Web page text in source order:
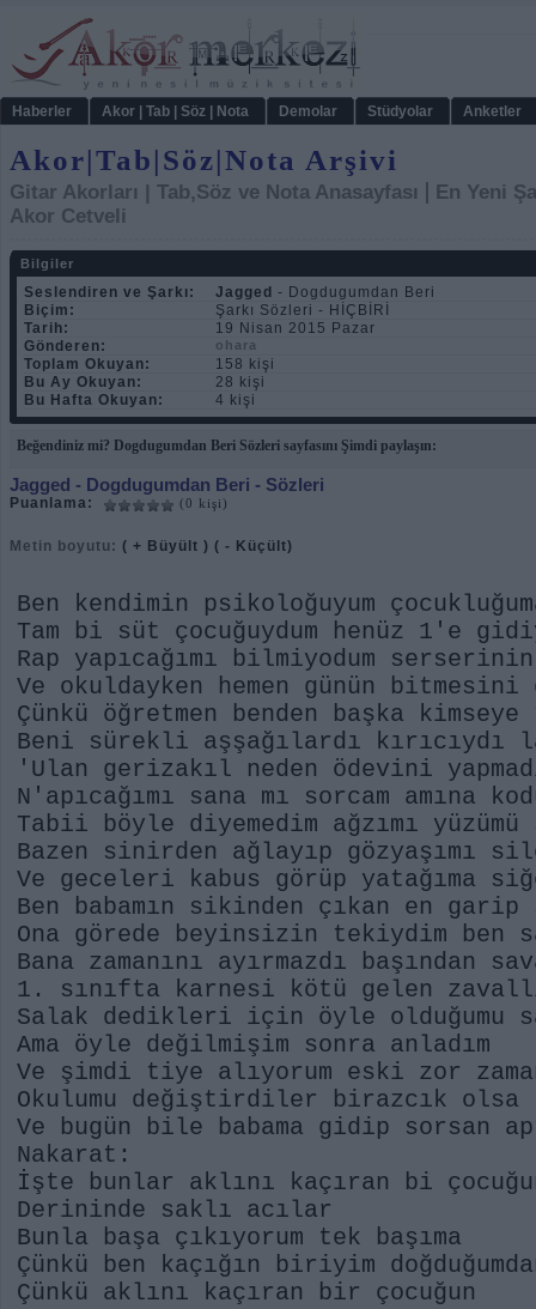
Haberler Akor | Tab | Söz | Nota Demolar Stüdyolar Anketler
Akor|Tab|Söz|Nota Arşivi
Gitar Akorları | Tab,Söz ve Nota Anasayfası | En Yeni
Akor Cetveli
Bilgiler
Seslendiren ve Şarkı: Jagged - Dogdugumdan Beri
Biçim:
Şarkı Sözleri - HİÇBİRİ
Tarih:
19 Nisan 2015 Pazar
Gönderen:
ohara
Toplam Okuyan:
158 kişi
Bu Ay Okuyan:
28 kişi
Bu Hafta Okuyan:
4 kişi
Beğendiniz mi? Dogdugumdan Beri Sözleri sayfasını Şimdi paylaşın:
Jagged - Dogdugumdan Beri - Sözleri
Puanlama: (0 kişi)
Metin boyutu: ( + Büyült ) ( - Küçült)
Ben kendimin psikoloğuyum
Tam bi süt çocuğuydum henüz 1'e
Rap yapıcağımı bilmiyodum
Ve okuldayken hemen günün
Çünkü öğretmen benden başka kimseye
Beni sürekli aşşağılardı kırıcıydı
'Ulan gerizakıl neden ödevini
N'apıcağımı sana mı sorcam amına
Tabii böyle diyemedim ağzımı
Bazen sinirden ağlayıp gözyaşımı
Ve geceleri kabus görüp yatağıma
Ben babamın sikinden çıkan en garip
Ona görede beyinsizin tekiydim ben
Bana zamanını ayırmazdı başından
1. sınıfta karnesi kötü gelen
Salak dedikleri için öyle olduğumu
Ama öyle değilmişim sonra anladım
Ve şimdi tiye alıyorum eski zor
Okulumu değiştirdiler birazcık olsa
Ve bugün bile babama gidip sorsan
Nakarat:
İşte bunlar aklını kaçıran bi
Derininde saklı acılar
Bunla başa çıkıyorum tek başıma
Çünkü ben kaçığın biriyim
Çünkü aklını kaçıran bir çocuğun